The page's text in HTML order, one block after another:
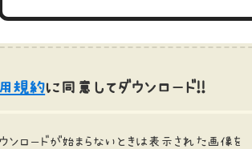
規約に同意してダウンロード!!
ロードが始まらないときは表示された画像を